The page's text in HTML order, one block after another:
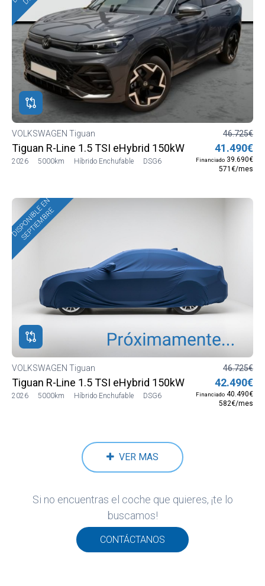
VOLKSWAGEN Tiguan
Tiguan R-Line 1.5 TSI eHybrid 150kW (204 CV) DSG6
2026 5000km Híbrido Enchufable DSG6
46.725€
41.490€
Financiado 39.690€
571€/mes
DISPONIBLE EN
SEPTIEMBRE
VOLKSWAGEN Tiguan
Tiguan R-Line 1.5 TSI eHybrid 150kW (204 CV) DSG6
2026 5000km Híbrido Enchufable DSG6
46.725€
42.490€
Financiado 40.490€
582€/mes
VER MAS
Si no encuentras el coche que quieres, ¡te lo
buscamos!
CONTÁCTANOS